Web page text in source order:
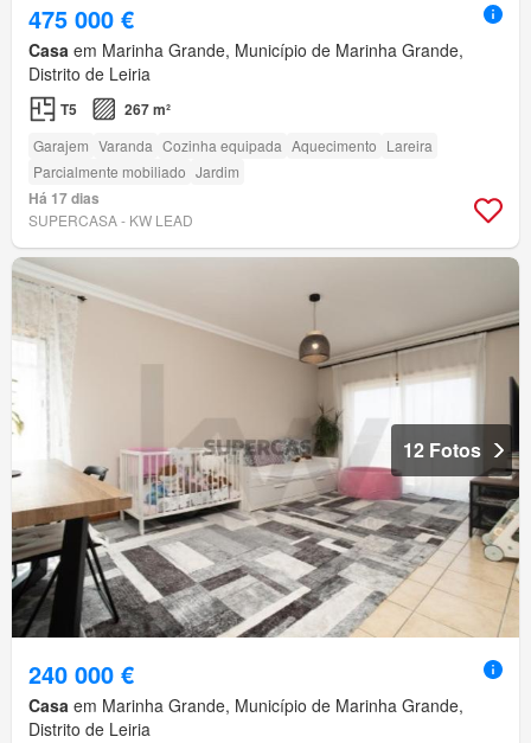
475 000 €
Casa em Marinha Grande, Município de Marinha Grande,
Distrito de Leiria
T5 267 m²
Garajem Varanda Cozinha equipada Aquecimento Lareira
Parcialmente mobiliado Jardim
Há 17 dias
SUPERCASA - KW LEAD
12 Fotos
240 000 €
Casa em Marinha Grande, Município de Marinha Grande,
Distrito de Leiria